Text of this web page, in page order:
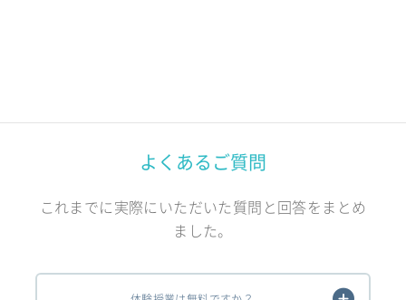
よくあるご質問
これまでに実際にいただいた質問と回答をまとめ
ました。